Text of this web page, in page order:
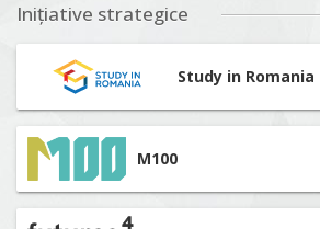
Inițiative strategice
Study in Romania
M100